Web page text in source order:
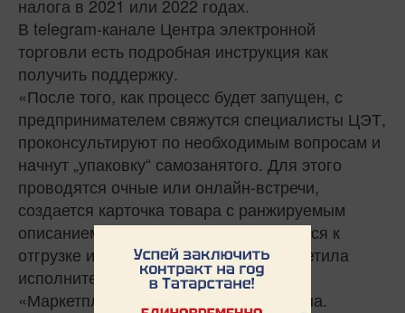
налога в 2021 или 2022 годах.
В telegram-канале Центра электронной
торговли есть подробная инструкция как
получить поддержку.
«После того, как процесс будет запущен, с
предпринимателем свяжутся специалисты ЦЭТ,
проконсультируют по необходимым вопросам и
начнут „упаковку“ самозанятого. Для этого
проводятся очные или онлайн-встречи,
создается карточка товара с ранжируемым
описанием, сам товар подготавливается к
отгрузке и первым продажам», — отметила
исполнительный директор ЦЭТ
«Маркетплейс.Легко» Инесса Яруллина.